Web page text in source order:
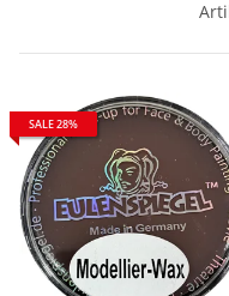
SALE 28%